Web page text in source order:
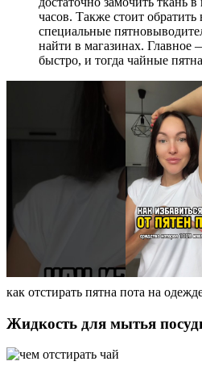
часов. Также стоит
специальные
найти в магазинах. Главное
быстро, и тогда чайные
как отстирать пятна пота на
Жидкость для мытья